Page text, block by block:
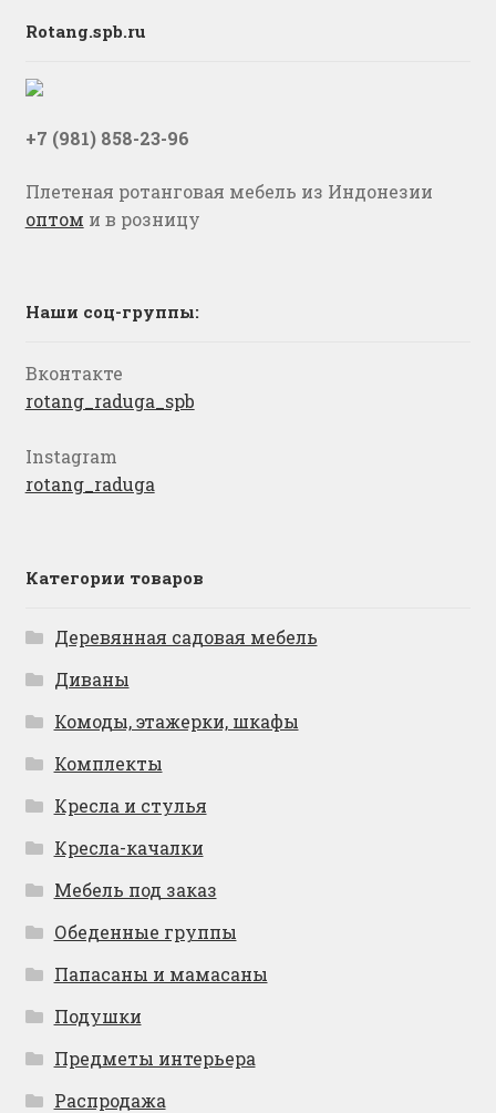
Rotang.spb.ru
+7 (981) 858-23-96
Плетеная ротанговая мебель из Индонезии
оптом и в розницу
Наши соц-группы:
Вконтакте
rotang_raduga_spb
Instagram
rotang_raduga
Категории товаров
Деревянная садовая мебель
Диваны
Комоды, этажерки, шкафы
Комплекты
Кресла и стулья
Кресла-качалки
Мебель под заказ
Обеденные группы
Папасаны и мамасаны
Подушки
Предметы интерьера
Распродажа